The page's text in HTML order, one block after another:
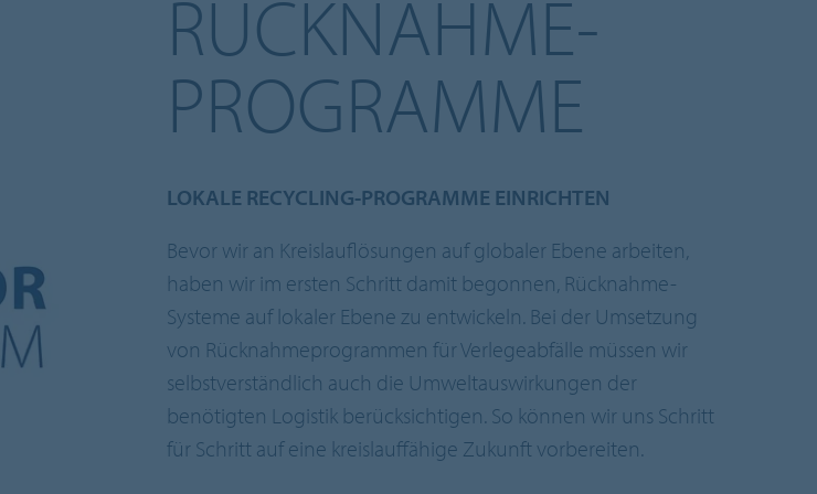
RÜCKNAHME-
PROGRAMME
LOKALE RECYCLING-PROGRAMME EINRICHTEN
Bevor wir an Kreislauflösungen auf globaler Ebene arbeiten,
haben wir im ersten Schritt damit begonnen, Rücknahme-
Systeme auf lokaler Ebene zu entwickeln. Bei der Umsetzung
von Rücknahmeprogrammen für Verlegeabfälle müssen wir
selbstverständlich auch die Umweltauswirkungen der
benötigten Logistik berücksichtigen. So können wir uns Schritt
für Schritt auf eine kreislauffähige Zukunft vorbereiten.